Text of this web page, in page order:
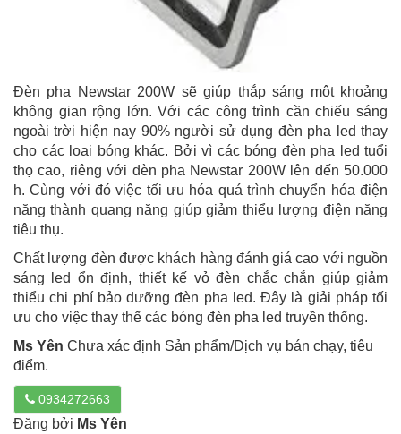
Đèn pha Newstar 200W sẽ giúp thắp sáng một khoảng
không gian rộng lớn. Với các công trình cần chiếu sáng
ngoài trời hiện nay 90% người sử dụng đèn pha led thay
cho các loại bóng khác. Bởi vì các bóng đèn pha led tuổi
thọ cao, riêng với đèn pha Newstar 200W lên đến 50.000
h. Cùng với đó việc tối ưu hóa quá trình chuyển hóa điện
năng thành quang năng giúp giảm thiểu lượng điện năng
tiêu thụ.
Chất lượng đèn được khách hàng đánh giá cao với nguồn
sáng led ổn định, thiết kế vỏ đèn chắc chắn giúp giảm
thiểu chi phí bảo dưỡng đèn pha led. Đây là giải pháp tối
ưu cho việc thay thế các bóng đèn pha led truyền thống.
Ms Yên Chưa xác định Sản phẩm/Dịch vụ bán chạy, tiêu
điểm.
0934272663
Đăng bởi Ms Yên